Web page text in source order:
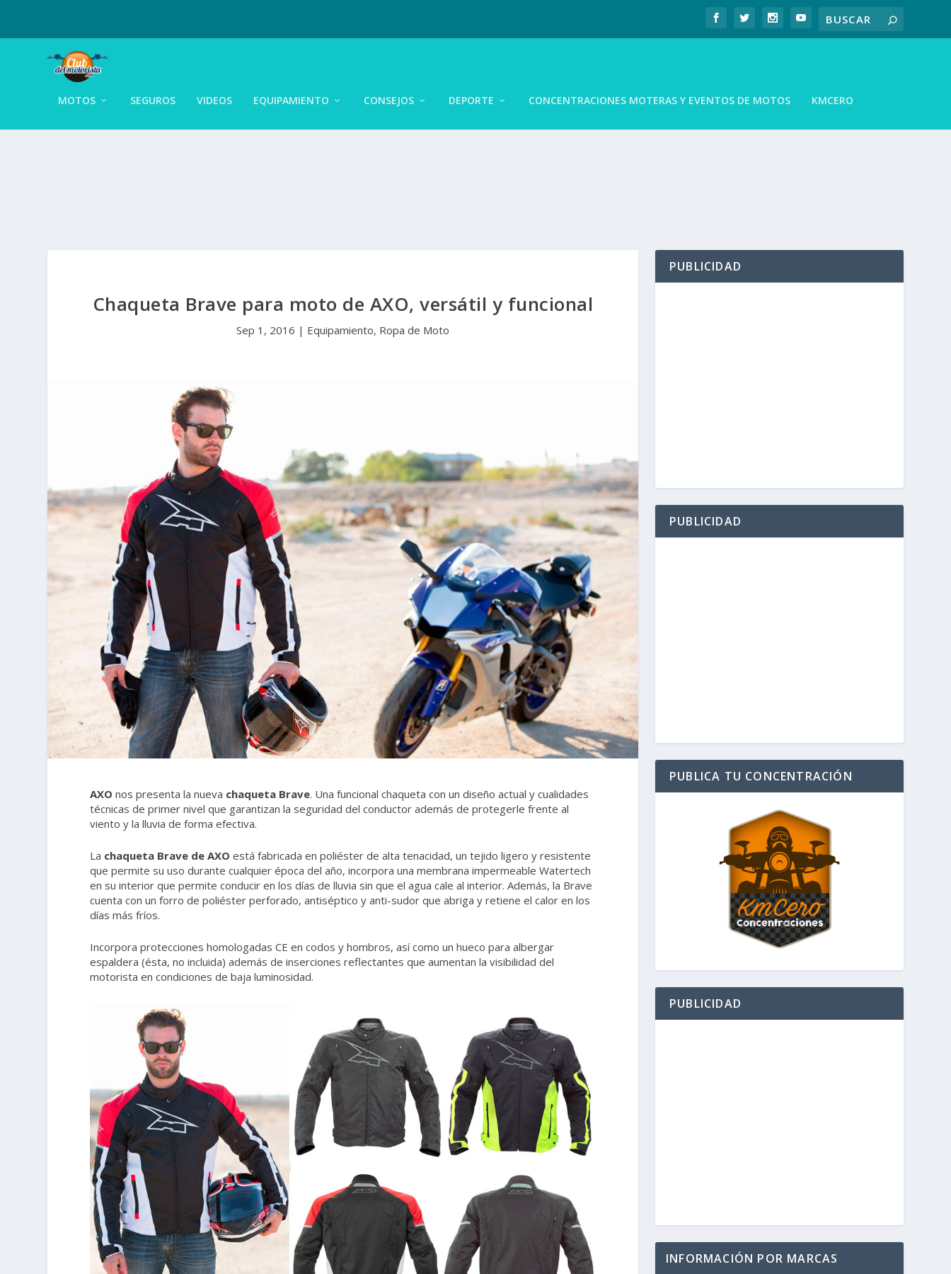
MOTOS SEGUROS VIDEOS EQUIPAMIENTO CONSEJOS DEPORTE CONCENTRACIONES MOTERAS Y EVENTOS DE MOTOS KMCERO
Chaqueta Brave para moto de AXO, versátil y funcional
Sep 1, 2016 | Equipamiento, Ropa de Moto
AXO nos presenta la nueva chaqueta Brave. Una funcional chaqueta con un diseño actual y cualidades
técnicas de primer nivel que garantizan la seguridad del conductor además de protegerle frente al
viento y la lluvia de forma efectiva.
La chaqueta Brave de AXO está fabricada en poliéster de alta tenacidad, un tejido ligero y resistente
que permite su uso durante cualquier época del año, incorpora una membrana impermeable Watertech
en su interior que permite conducir en los días de lluvia sin que el agua cale al interior. Además, la Brave
cuenta con un forro de poliéster perforado, antiséptico y anti-sudor que abriga y retiene el calor en los
días más fríos.
Incorpora protecciones homologadas CE en codos y hombros, así como un hueco para albergar
espaldera (ésta, no incluida) además de inserciones reflectantes que aumentan la visibilidad del
motorista en condiciones de baja luminosidad.
PUBLICIDAD
PUBLICIDAD
PUBLICA TU CONCENTRACIÓN
PUBLICIDAD
INFORMACIÓN POR MARCAS